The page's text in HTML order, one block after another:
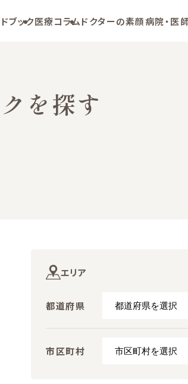
ブック医療コラムドクターの素顔病院・医
を探す
エリア
都道府県
市区町村